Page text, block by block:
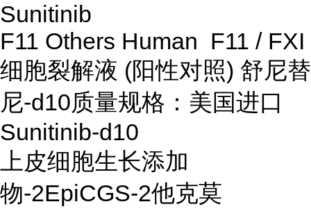
Sunitinib
F11 Others Human F11 / FXI
细胞裂解液 (阳性对照) 舒尼替
尼-d10质量规格：美国进口
Sunitinib-d10
上皮细胞生长添加
物-2EpiCGS-2他克莫